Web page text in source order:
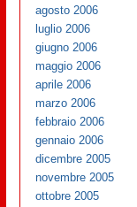
agosto 2006
luglio 2006
giugno 2006
maggio 2006
aprile 2006
marzo 2006
febbraio 2006
gennaio 2006
dicembre 2005
novembre 2005
ottobre 2005